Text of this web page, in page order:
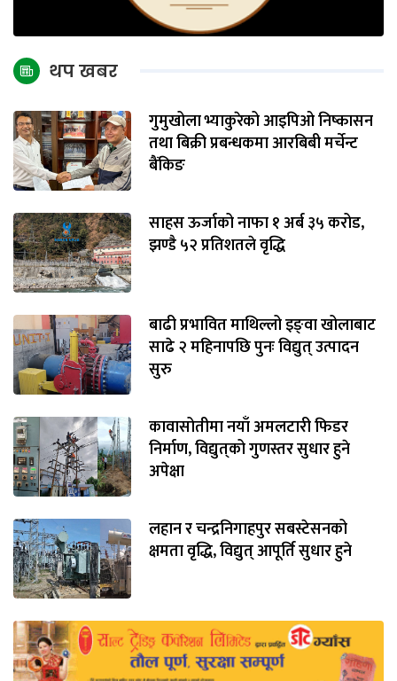
थप खबर
गुमुखोला भ्याकुरेको आइपिओ निष्कासन
तथा बिक्री प्रबन्धकमा आरबिबी मर्चेन्ट
बैंकिङ
साहस ऊर्जाको नाफा १ अर्ब ३५ करोड,
झण्डै ५२ प्रतिशतले वृद्धि
बाढी प्रभावित माथिल्लो इङ्‌वा खोलाबाट
साढे २ महिनापछि पुनः विद्युत् उत्पादन
सुरु
कावासोतीमा नयाँ अमलटारी फिडर
निर्माण, विद्युत्‌को गुणस्तर सुधार हुने
अपेक्षा
लहान र चन्द्रनिगाहपुर सबस्टेसनको
क्षमता वृद्धि, विद्युत् आपूर्ति सुधार हुने